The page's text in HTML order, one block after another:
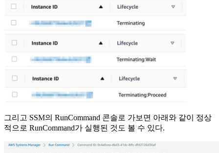
그리고 SSM의 RunCommand 콘솔로 가보면 아래와 같이 정상
적으로 RunCommand가 실행된 것도 볼 수 있다.